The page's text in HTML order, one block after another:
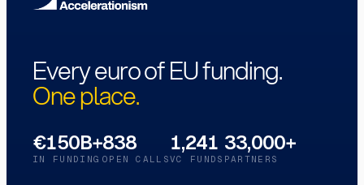
Every euro of EU funding.
One place.
€150B+
IN FUNDING
838
OPEN CALLS
1,241
VC FUNDS
33,000+
PARTNERS